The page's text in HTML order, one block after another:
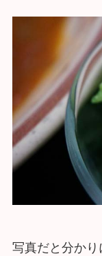
写真だと分か